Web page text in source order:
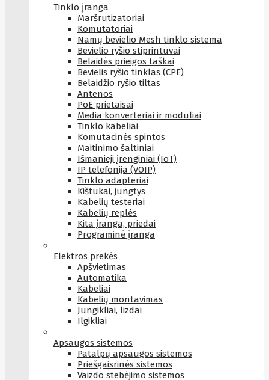
Tinklo įranga
Maršrutizatoriai
Komutatoriai
Namų bevielio Mesh tinklo sistema
Bevielio ryšio stiprintuvai
Belaidės prieigos taškai
Bevielis ryšio tinklas (CPE)
Belaidžio ryšio tiltas
Antenos
PoE prietaisai
Media konverteriai ir moduliai
Tinklo kabeliai
Komutacinės spintos
Maitinimo šaltiniai
Išmanieji įrenginiai (IoT)
IP telefonija (VOIP)
Tinklo adapteriai
Kištukai, jungtys
Kabelių testeriai
Kabelių replės
Kita įranga, priedai
Programinė įranga
Elektros prekės
Apšvietimas
Automatika
Kabeliai
Kabelių montavimas
Jungikliai, lizdai
Ilgikliai
Apsaugos sistemos
Patalpų apsaugos sistemos
Priešgaisrinės sistemos
Vaizdo stebėjimo sistemos